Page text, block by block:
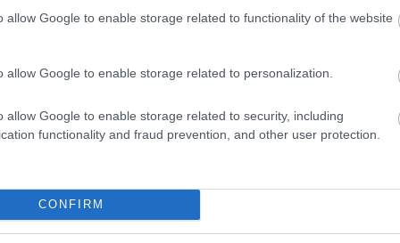
allow Google to enable storage related to functionality of the website
allow Google to enable storage related to personalization.
allow Google to enable storage related to security, including
functionality and fraud prevention, and other user protection.
CONFIRM
láthattuk, hogy a vörös
vetkőzéstől sem riad vissza, most
fehér blézere alatt csak egy nagy
egyszerűen ultrasikkes, méltó a
Pinterest
megtaláld a glamour.hu